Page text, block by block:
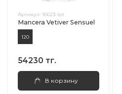
Артикул: 16623-lpt
Mancera Vetiver Sensuel
120
54230 тг.
В корзину